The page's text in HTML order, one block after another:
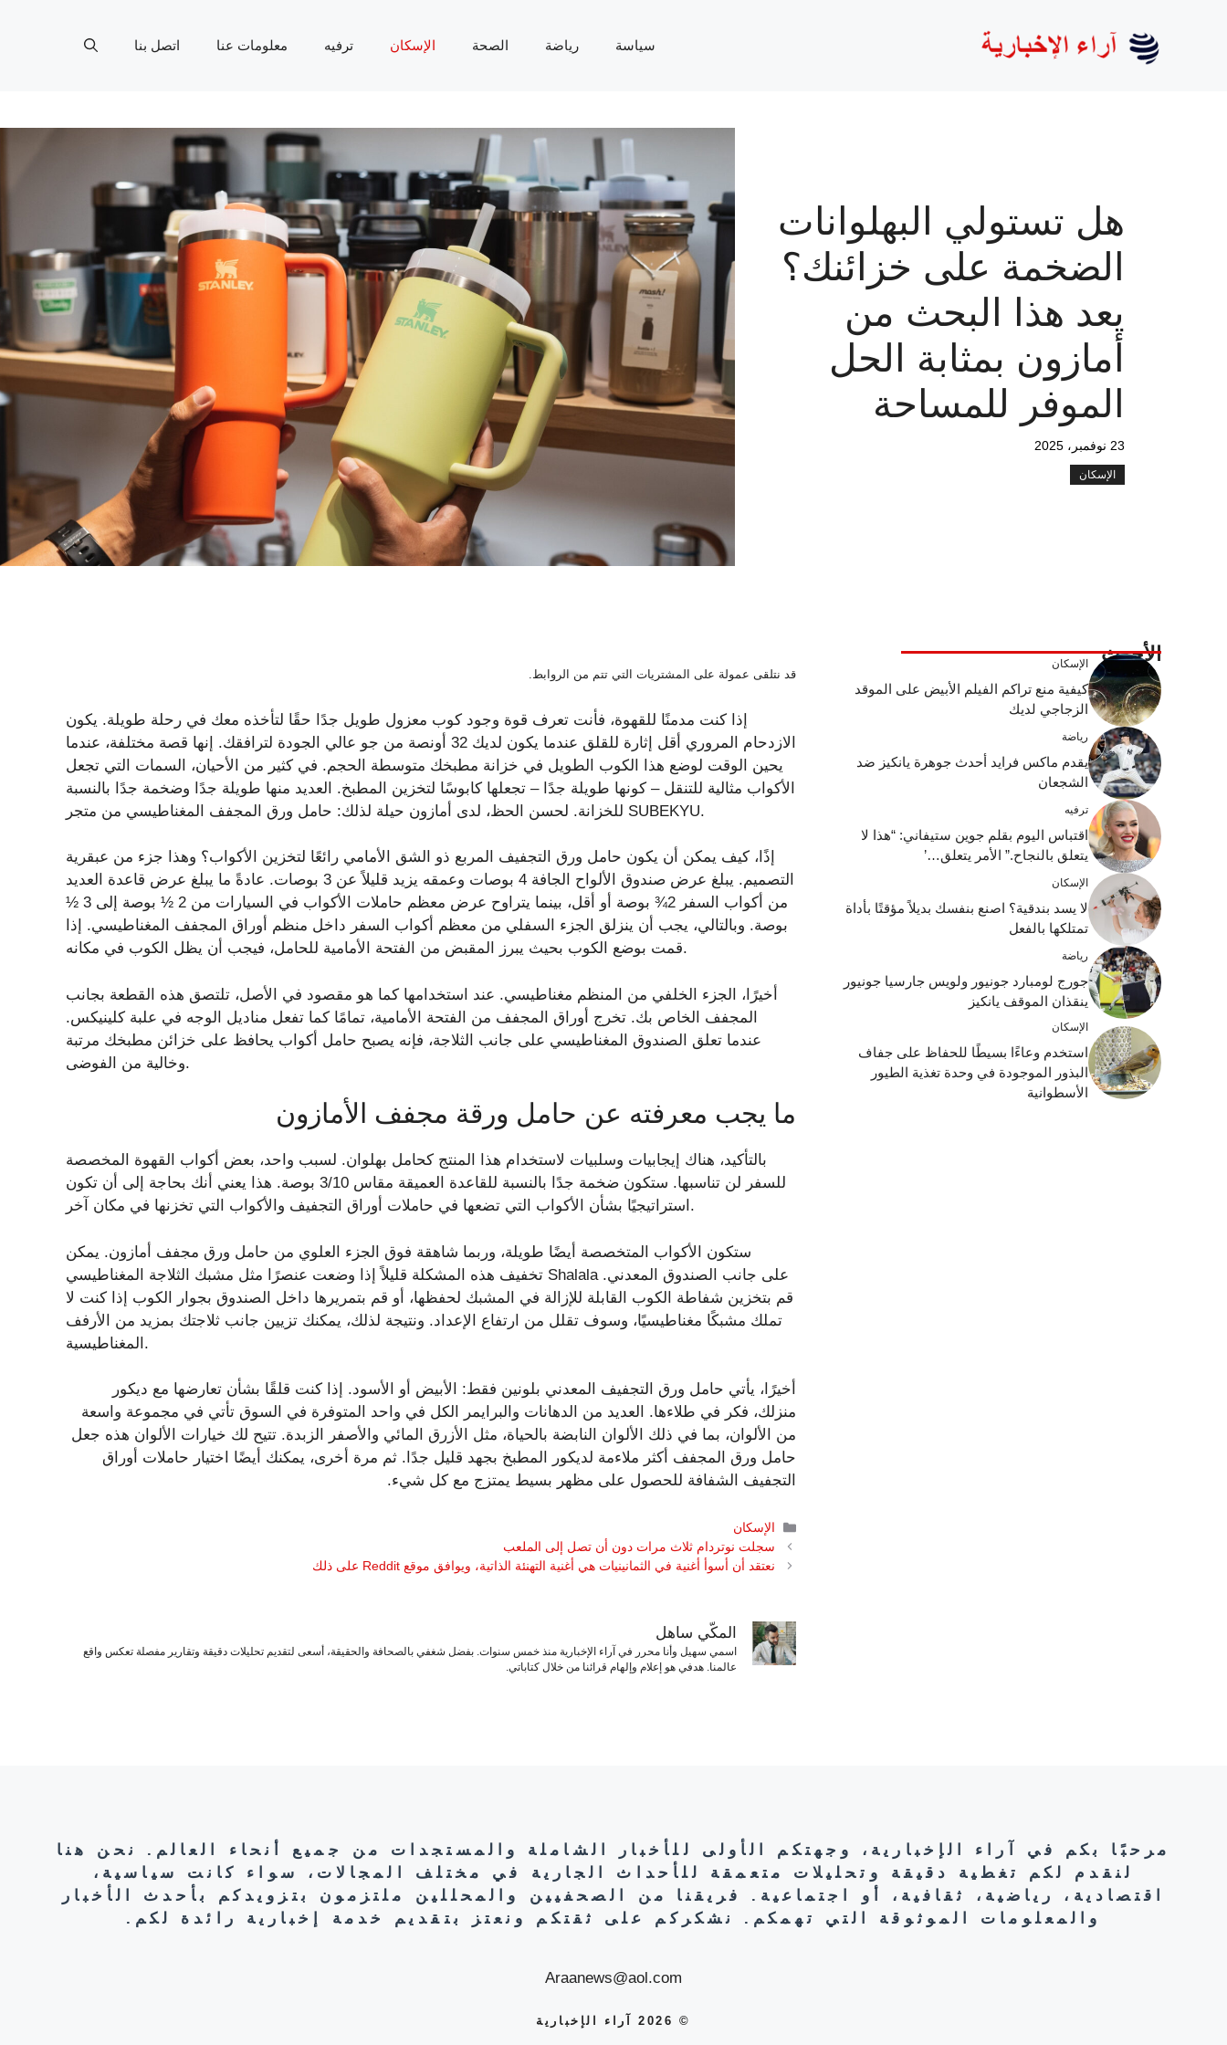
سياسة رياضة الصحة الإسكان ترفيه معلومات عنا اتصل بنا
هل تستولي البهلوانات
الضخمة على خزائنك؟
يعد هذا البحث من
أمازون بمثابة الحل
الموفر للمساحة
23 نوفمبر، 2025
الإسكان
قد نتلقى عمولة على المشتريات التي تتم من الروابط.
إذا كنت مدمنًا للقهوة، فأنت تعرف قوة وجود كوب معزول طويل جدًا حقًا لتأخذه معك في رحلة طويلة. يكون
الازدحام المروري أقل إثارة للقلق عندما يكون لديك 32 أونصة من جو عالي الجودة لترافقك. إنها قصة مختلفة، عندما
يحين الوقت لوضع هذا الكوب الطويل في خزانة مطبخك متوسطة الحجم. في كثير من الأحيان، السمات التي تجعل
الأكواب مثالية للتنقل – كونها طويلة جدًا – تجعلها كابوسًا لتخزين المطبخ. العديد منها طويلة جدًا وضخمة جدًا بالنسبة
للخزانة. لحسن الحظ، لدى أمازون حيلة لذلك: حامل ورق المجفف المغناطيسي من متجر SUBEKYU.
إذًا، كيف يمكن أن يكون حامل ورق التجفيف المربع ذو الشق الأمامي رائعًا لتخزين الأكواب؟ وهذا جزء من عبقرية
التصميم. يبلغ عرض صندوق الألواح الجافة 4 بوصات وعمقه يزيد قليلاً عن 3 بوصات. عادةً ما يبلغ عرض قاعدة العديد
من أكواب السفر 2¾ بوصة أو أقل، بينما يتراوح عرض معظم حاملات الأكواب في السيارات من 2 ½ بوصة إلى 3 ½
بوصة. وبالتالي، يجب أن ينزلق الجزء السفلي من معظم أكواب السفر داخل منظم أوراق المجفف المغناطيسي. إذا
قمت بوضع الكوب بحيث يبرز المقبض من الفتحة الأمامية للحامل، فيجب أن يظل الكوب في مكانه.
أخيرًا، الجزء الخلفي من المنظم مغناطيسي. عند استخدامها كما هو مقصود في الأصل، تلتصق هذه القطعة بجانب
المجفف الخاص بك. تخرج أوراق المجفف من الفتحة الأمامية، تمامًا كما تفعل مناديل الوجه في علبة كلينيكس.
عندما تعلق الصندوق المغناطيسي على جانب الثلاجة، فإنه يصبح حامل أكواب يحافظ على خزائن مطبخك مرتبة
وخالية من الفوضى.
ما يجب معرفته عن حامل ورقة مجفف الأمازون
بالتأكيد، هناك إيجابيات وسلبيات لاستخدام هذا المنتج كحامل بهلوان. لسبب واحد، بعض أكواب القهوة المخصصة
للسفر لن تناسبها. ستكون ضخمة جدًا بالنسبة للقاعدة العميقة مقاس 3/10 بوصة. هذا يعني أنك بحاجة إلى أن تكون
استراتيجيًا بشأن الأكواب التي تضعها في حاملات أوراق التجفيف والأكواب التي تخزنها في مكان آخر.
ستكون الأكواب المتخصصة أيضًا طويلة، وربما شاهقة فوق الجزء العلوي من حامل ورق مجفف أمازون. يمكن
تخفيف هذه المشكلة قليلاً إذا وضعت عنصرًا مثل مشبك الثلاجة المغناطيسي Shalala على جانب الصندوق المعدني.
قم بتخزين شفاطة الكوب القابلة للإزالة في المشبك لحفظها، أو قم بتمريرها داخل الصندوق بجوار الكوب إذا كنت لا
تملك مشبكًا مغناطيسيًا، وسوف تقلل من ارتفاع الإعداد. ونتيجة لذلك، يمكنك تزيين جانب ثلاجتك بمزيد من الأرفف
المغناطيسية.
أخيرًا، يأتي حامل ورق التجفيف المعدني بلونين فقط: الأبيض أو الأسود. إذا كنت قلقًا بشأن تعارضها مع ديكور
منزلك، فكر في طلاءها. العديد من الدهانات والبرايمر الكل في واحد المتوفرة في السوق تأتي في مجموعة واسعة
من الألوان، بما في ذلك الألوان النابضة بالحياة، مثل الأزرق المائي والأصفر الزبدة. تتيح لك خيارات الألوان هذه جعل
حامل ورق المجفف أكثر ملاءمة لديكور المطبخ بجهد قليل جدًا. ثم مرة أخرى، يمكنك أيضًا اختيار حاملات أوراق
التجفيف الشفافة للحصول على مظهر بسيط يمتزج مع كل شيء.
التصنيفات
الإسكان
سجلت نوتردام ثلاث مرات دون أن تصل إلى الملعب
نعتقد أن أسوأ أغنية في الثمانينيات هي أغنية التهنئة الذاتية، ويوافق موقع Reddit على ذلك
المكّي ساهل
اسمي سهيل وأنا محرر في آراء الإخبارية منذ خمس سنوات. بفضل شغفي بالصحافة والحقيقة، أسعى لتقديم تحليلات دقيقة وتقارير مفصلة تعكس واقع
عالمنا. هدفي هو إعلام وإلهام قرائنا من خلال كتاباتي.
الأحدث الإسكان
كيفية منع تراكم الفيلم الأبيض على الموقد
الزجاجي لديك
رياضة
يقدم ماكس فرايد أحدث جوهرة يانكيز ضد
الشجعان
ترفيه
اقتباس اليوم بقلم جوين ستيفاني: “هذا لا
يتعلق بالنجاح.” الأمر يتعلق…’
الإسكان
لا يسد بندقية؟ اصنع بنفسك بديلاً مؤقتًا بأداة
تمتلكها بالفعل
رياضة
جورج لومبارد جونيور ولويس جارسيا جونيور
ينقذان الموقف يانكيز
الإسكان
استخدم وعاءًا بسيطًا للحفاظ على جفاف
البذور الموجودة في وحدة تغذية الطيور
الأسطوانية
مرحبًا بكم في آراء الإخبارية، وجهتكم الأولى للأخبار الشاملة والمستجدات من جميع أنحاء العالم. نحن هنا
لنقدم لكم تغطية دقيقة وتحليلات متعمقة للأحداث الجارية في مختلف المجالات، سواء كانت سياسية،
اقتصادية، رياضية، ثقافية، أو اجتماعية. فريقنا من الصحفيين والمحللين ملتزمون بتزويدكم بأحدث الأخبار
والمعلومات الموثوقة التي تهمكم. نشكركم على ثقتكم ونعتز بتقديم خدمة إخبارية رائدة لكم.
Araanews@aol.com
© 2026 آراء الإخبارية